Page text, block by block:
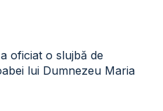
oficiat o slujbă de
lui Dumnezeu Maria